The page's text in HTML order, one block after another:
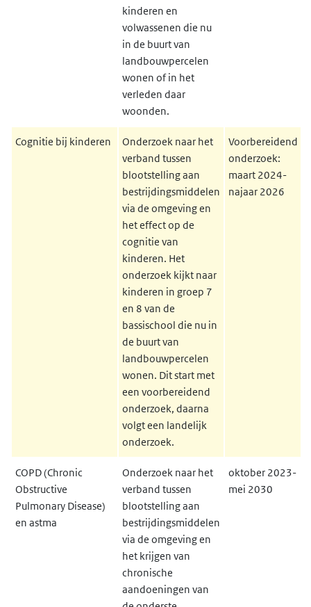
kinderen en
volwassenen die nu
in de buurt van
landbouwpercelen
wonen of in het
verleden daar
woonden.
Cognitie bij kinderen
Onderzoek naar het
verband tussen
blootstelling aan
bestrijdingsmiddelen
via de omgeving en
het effect op de
cognitie van
kinderen. Het
onderzoek kijkt naar
kinderen in groep 7
en 8 van de
bassischool die nu in
de buurt van
landbouwpercelen
wonen. Dit start met
een voorbereidend
onderzoek, daarna
volgt een landelijk
onderzoek.
Voorbereidend
onderzoek:
maart 2024-
najaar 2026
COPD (Chronic
Obstructive
Pulmonary Disease)
en astma
Onderzoek naar het
verband tussen
blootstelling aan
bestrijdingsmiddelen
via de omgeving en
het krijgen van
chronische
aandoeningen van
oktober 2023-
mei 2030